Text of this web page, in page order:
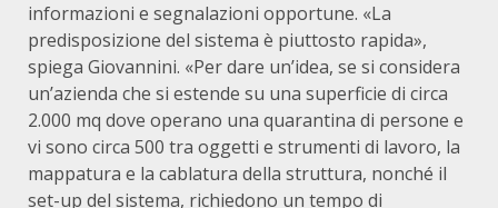
informazioni e segnalazioni opportune. «La
predisposizione del sistema è piuttosto rapida»,
spiega Giovannini. «Per dare un’idea, se si considera
un’azienda che si estende su una superficie di circa
2.000 mq dove operano una quarantina di persone e
vi sono circa 500 tra oggetti e strumenti di lavoro, la
mappatura e la cablatura della struttura, nonché il
set-up del sistema, richiedono un tempo di